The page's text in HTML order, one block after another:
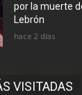
por la muerte
Lebrón
hace 2 días
VISITADAS